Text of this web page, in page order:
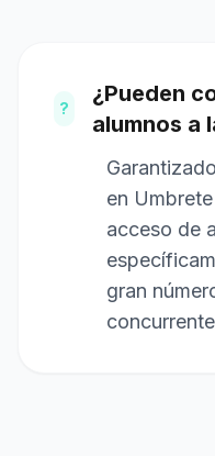
?
¿Pueden
alumnos a
en
acceso de
gran